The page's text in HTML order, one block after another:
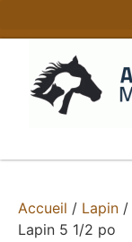
Accueil / Lapin /
Lapin 5 1/2 po